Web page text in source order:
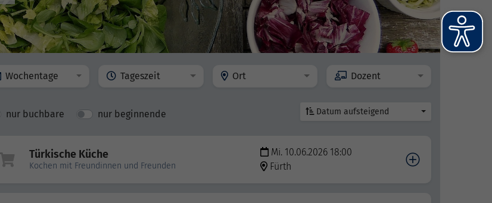
Wochentage Tageszeit Ort Dozent
nur buchbare nur beginnende Datum aufsteigend
Türkische Küche
Kochen mit Freundinnen und Freunden
Mi. 10.06.2026 18:00
Fürth